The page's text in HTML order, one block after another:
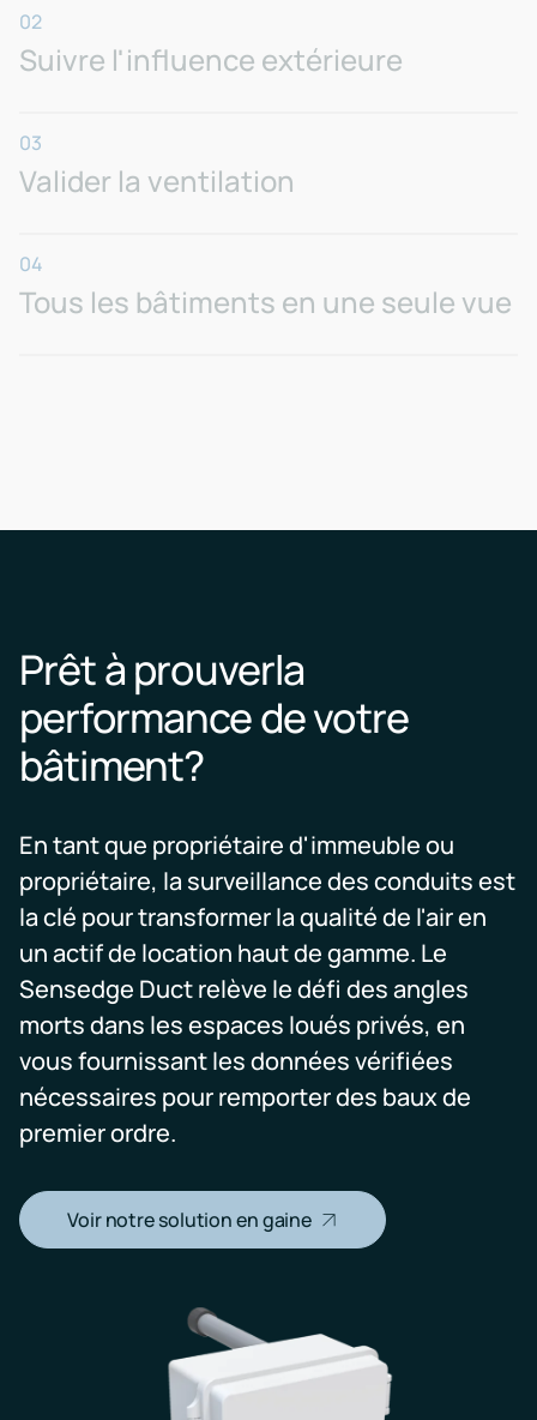
02
Suivre l'influence extérieure
03
Valider la ventilation
04
Tous les bâtiments en une seule vue
Prêt à prouverla
performance de votre
bâtiment?
En tant que propriétaire d'immeuble ou
propriétaire, la surveillance des conduits est
la clé pour transformer la qualité de l'air en
un actif de location haut de gamme. Le
Sensedge Duct relève le défi des angles
morts dans les espaces loués privés, en
vous fournissant les données vérifiées
nécessaires pour remporter des baux de
premier ordre.
Voir notre solution en gaine